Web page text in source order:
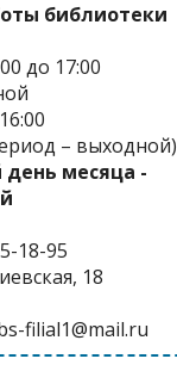
библиотеки
до 17:00
– выходной)
месяца -
18-95
18
filial1@mail.ru